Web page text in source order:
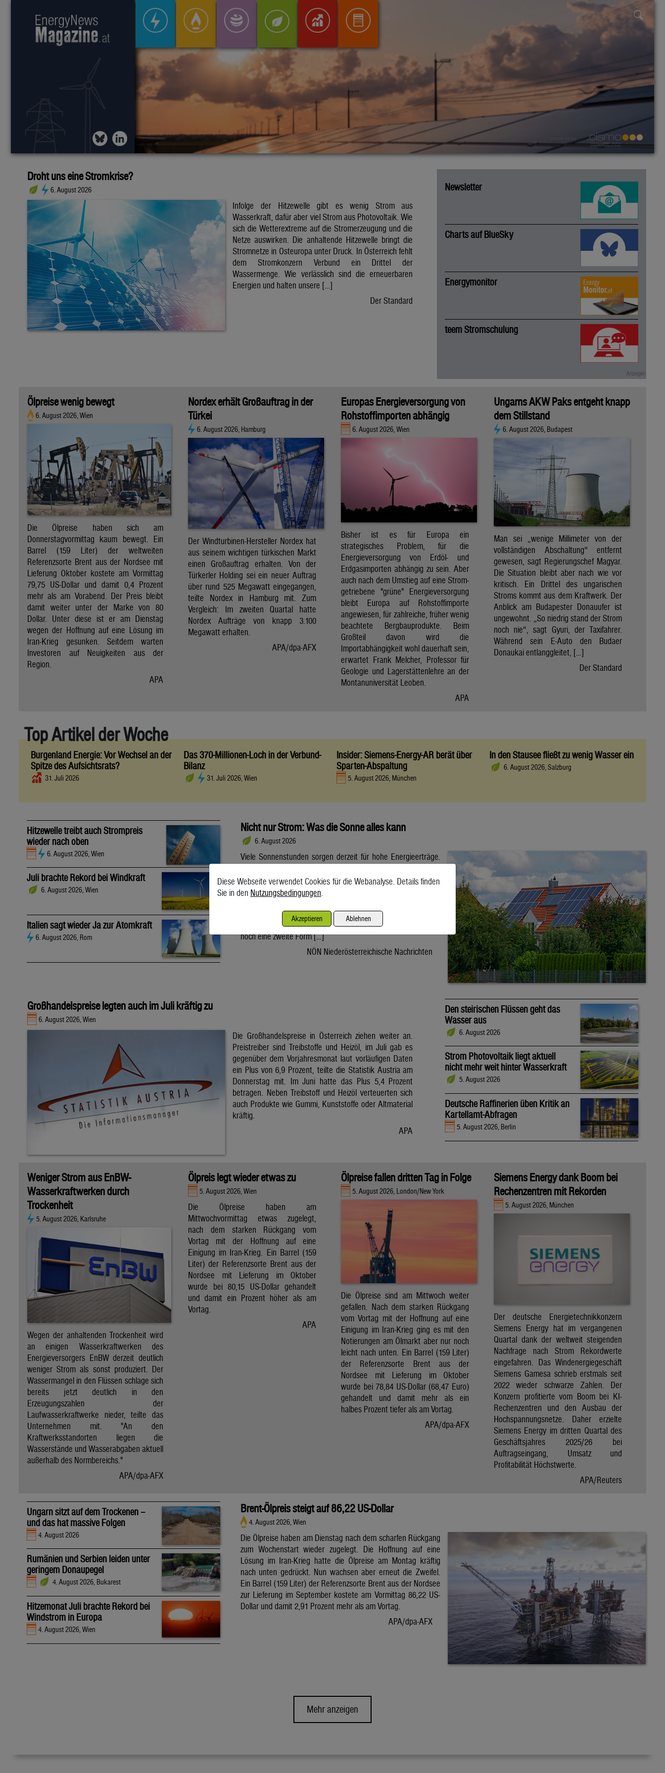
Droht uns eine Stromkrise?
6. August 2026
Infolge der Hitzewelle gibt es wenig Strom aus
Wasserkraft, dafür aber viel Strom aus Photovoltaik. Wie
sich die Wetterextreme auf die Stromerzeugung und die
Netze auswirken. Die anhaltende Hitzewelle bringt die
Stromnetze in Osteuropa unter Druck. In Österreich fehlt
dem Stromkonzern Verbund ein Drittel der
Wassermenge. Wie verlässlich sind die erneuerbaren
Energien und halten unsere […]
Der Standard
Newsletter
Charts auf BlueSky
Energymonitor
teem Stromschulung
Ölpreise wenig bewegt
6. August 2026, Wien
Die Ölpreise haben sich am
Donnerstagvormittag kaum bewegt. Ein
Barrel (159 Liter) der weltweiten
Referenzsorte Brent aus der Nordsee mit
Lieferung Oktober kostete am Vormittag
79,75 US-Dollar und damit 0,4 Prozent
mehr als am Vorabend. Der Preis bleibt
damit weiter unter der Marke von 80
Dollar. Unter diese ist er am Dienstag
wegen der Hoffnung auf eine Lösung im
Iran-Krieg gesunken. Seitdem warten
Investoren auf Neuigkeiten aus der
Region.
APA
Nordex erhält Großauftrag in der
Türkei
6. August 2026, Hamburg
Der Windturbinen-Hersteller Nordex hat
aus seinem wichtigen türkischen Markt
einen Großauftrag erhalten. Von der
Türkerler Holding sei ein neuer Auftrag
über rund 525 Megawatt eingegangen,
teilte Nordex in Hamburg mit. Zum
Vergleich: Im zweiten Quartal hatte
Nordex Aufträge von knapp 3.100
Megawatt erhalten.
APA/dpa-AFX
Europas Energieversorgung von
Rohstoffimporten abhängig
6. August 2026, Wien
Bisher ist es für Europa ein
strategisches Problem, für die
Energieversorgung von Erdöl- und
Erdgasimporten abhängig zu sein. Aber
auch nach dem Umstieg auf eine Strom-
getriebene "grüne" Energieversorgung
bleibt Europa auf Rohstoffimporte
angewiesen, für zahlreiche, früher wenig
beachtete Bergbauprodukte. Beim
Großteil davon wird die
Importabhängigkeit wohl dauerhaft sein,
erwartet Frank Melcher, Professor für
Geologie und Lagerstättenlehre an der
Montanuniversität Leoben.
APA
Ungarns AKW Paks entgeht knapp
dem Stillstand
6. August 2026, Budapest
Man sei „wenige Millimeter von der
vollständigen Abschaltung“ entfernt
gewesen, sagt Regierungschef Magyar.
Die Situation bleibt aber nach wie vor
kritisch. Ein Drittel des ungarischen
Stroms kommt aus dem Kraftwerk. Der
Anblick am Budapester Donauufer ist
ungewohnt. „So niedrig stand der Strom
noch nie“, sagt Gyuri, der Taxifahrer.
Während sein E-Auto den Budaer
Donaukai entlanggleitet, […]
Der Standard
Top Artikel der Woche
Burgenland Energie: Vor Wechsel an der
Spitze des Aufsichtsrats?
31. Juli 2026
Das 370-Millionen-Loch in der Verbund-
Bilanz
31. Juli 2026, Wien
Insider: Siemens-Energy-AR berät über
Sparten-Abspaltung
5. August 2026, München
In den Stausee fließt zu wenig Wasser ein
6. August 2026, Salzburg
Hitzewelle treibt auch Strompreis
wieder nach oben
6. August 2026, Wien
Juli brachte Rekord bei Windkraft
6. August 2026, Wien
Italien sagt wieder Ja zur Atomkraft
6. August 2026, Rom
Nicht nur Strom: Was die Sonne alles kann
6. August 2026
Viele Sonnenstunden sorgen derzeit für hohe Energieerträge.
Solarthermie entlastet das Energiesystem. Dennoch steht sie
oft im Schatten der Photovoltaik. Die Hitzewelle der
beschert. Während dabei meist über die hohen Stromerträge
von Photovoltaikanlagen gesprochen wird, liefert die Sonne
noch eine zweite Form […]
NÖN Niederösterreichische Nachrichten
Großhandelspreise legten auch im Juli kräftig zu
6. August 2026, Wien
Die Großhandelspreise in Österreich ziehen weiter an.
Preistreiber sind Treibstoffe und Heizöl, im Juli gab es
gegenüber dem Vorjahresmonat laut vorläufigen Daten
ein Plus von 6,9 Prozent, teilte die Statistik Austria am
Donnerstag mit. Im Juni hatte das Plus 5,4 Prozent
betragen. Neben Treibstoff und Heizöl verteuerten sich
auch Produkte wie Gummi, Kunststoffe oder Altmaterial
kräftig.
APA
Den steirischen Flüssen geht das
Wasser aus
6. August 2026
Strom Photovoltaik liegt aktuell
nicht mehr weit hinter Wasserkraft
5. August 2026
Deutsche Raffinerien üben Kritik an
Kartellamt-Abfragen
5. August 2026, Berlin
Weniger Strom aus EnBW-
Wasserkraftwerken durch
Trockenheit
5. August 2026, Karlsruhe
Wegen der anhaltenden Trockenheit wird
an einigen Wasserkraftwerken des
Energieversorgers EnBW derzeit deutlich
weniger Strom als sonst produziert. Der
Wassermangel in den Flüssen schlage sich
bereits jetzt deutlich in den
Erzeugungszahlen der
Laufwasserkraftwerke nieder, teilte das
Unternehmen mit. "An den
Kraftwerksstandorten liegen die
Wasserstände und Wasserabgaben aktuell
außerhalb des Normbereichs."
APA/dpa-AFX
Ölpreis legt wieder etwas zu
5. August 2026, Wien
Die Ölpreise haben am
Mittwochvormittag etwas zugelegt,
nach dem starken Rückgang vom
Vortag mit der Hoffnung auf eine
Einigung im Iran-Krieg. Ein Barrel (159
Liter) der Referenzsorte Brent aus der
Nordsee mit Lieferung im Oktober
wurde bei 80,15 US-Dollar gehandelt
und damit ein Prozent höher als am
Vortag.
APA
Ölpreise fallen dritten Tag in Folge
5. August 2026, London/New York
Die Ölpreise sind am Mittwoch weiter
gefallen. Nach dem starken Rückgang
vom Vortag mit der Hoffnung auf eine
Einigung im Iran-Krieg ging es mit den
Notierungen am Ölmarkt aber nur noch
leicht nach unten. Ein Barrel (159 Liter)
der Referenzsorte Brent aus der
Nordsee mit Lieferung im Oktober
wurde bei 78,84 US-Dollar (68,47 Euro)
gehandelt und damit mehr als ein
halbes Prozent tiefer als am Vortag.
APA/dpa-AFX
Siemens Energy dank Boom bei
Rechenzentren mit Rekorden
5. August 2026, München
Der deutsche Energietechnikkonzern
Siemens Energy hat im vergangenen
Quartal dank der weltweit steigenden
Nachfrage nach Strom Rekordwerte
eingefahren. Das Windenergiegeschäft
Siemens Gamesa schrieb erstmals seit
2022 wieder schwarze Zahlen. Der
Konzern profitierte vom Boom bei KI-
Rechenzentren und den Ausbau der
Hochspannungsnetze. Daher erzielte
Siemens Energy im dritten Quartal des
Geschäftsjahres 2025/26 bei
Auftragseingang, Umsatz und
Profitabilität Höchstwerte.
APA/Reuters
Ungarn sitzt auf dem Trockenen –
und das hat massive Folgen
4. August 2026
Rumänien und Serbien leiden unter
geringem Donaupegel
4. August 2026, Bukarest
Hitzemonat Juli brachte Rekord bei
Windstrom in Europa
4. August 2026, Wien
Brent-Ölpreis steigt auf 86,22 US-Dollar
4. August 2026, Wien
Die Ölpreise haben am Dienstag nach dem scharfen Rückgang
zum Wochenstart wieder zugelegt. Die Hoffnung auf eine
Lösung im Iran-Krieg hatte die Ölpreise am Montag kräftig
nach unten gedrückt. Nun wachsen aber erneut die Zweifel.
Ein Barrel (159 Liter) der Referenzsorte Brent aus der Nordsee
zur Lieferung im September kostete am Vormittag 86,22 US-
Dollar und damit 2,91 Prozent mehr als am Vortag.
APA/dpa-AFX
Mehr anzeigen
Diese Webseite verwendet Cookies für die Webanalyse. Details finden
Sie in den Nutzungsbedingungen
Akzeptieren Ablehnen